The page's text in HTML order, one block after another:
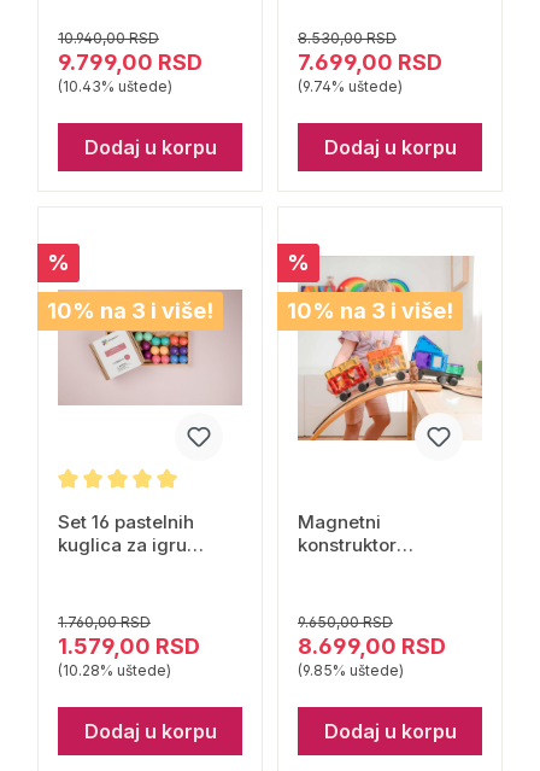
Connetix
10.940,00 RSD
9.799,00 RSD
(10.43% uštede)
Dodaj u korpu
8.530,00 RSD
7.699,00 RSD
(9.74% uštede)
Dodaj u korpu
%
10% na 3 i više!
Set 16 pastelnih
kuglica za igru
1.760,00 RSD
1.579,00 RSD
(10.28% uštede)
Dodaj u korpu
%
10% na 3 i više!
Magnetni
konstruktor
9.650,00 RSD
8.699,00 RSD
(9.85% uštede)
Dodaj u korpu